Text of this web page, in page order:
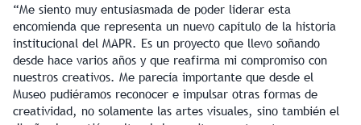
“Me siento muy entusiasmada de poder liderar esta
encomienda que representa un nuevo capítulo de la historia
institucional del MAPR. Es un proyecto que llevo soñando
desde hace varios años y que reafirma mi compromiso con
nuestros creativos. Me parecía importante que desde el
Museo pudiéramos reconocer e impulsar otras formas de
creatividad, no solamente las artes visuales, sino también el